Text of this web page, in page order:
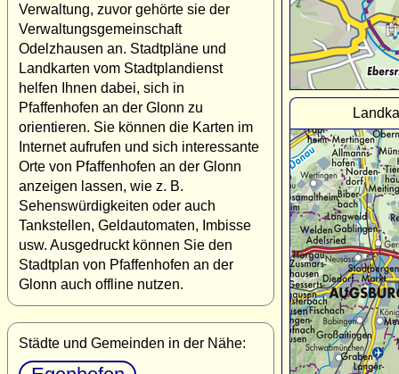
Verwaltung, zuvor gehörte sie der
Verwaltungsgemeinschaft
Odelzhausen an. Stadtpläne und
Landkarten vom Stadtplandienst
helfen Ihnen dabei, sich in
Pfaffenhofen an der Glonn zu
orientieren. Sie können die Karten im
Internet aufrufen und sich interessante
Orte von Pfaffenhofen an der Glonn
anzeigen lassen, wie z. B.
Sehenswürdigkeiten oder auch
Tankstellen, Geldautomaten, Imbisse
usw. Ausgedruckt können Sie den
Stadtplan von Pfaffenhofen an der
Glonn auch offline nutzen.
Städte und Gemeinden in der Nähe: